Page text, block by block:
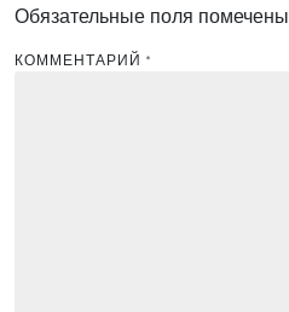
Обязательные поля помечены
КОММЕНТАРИЙ *